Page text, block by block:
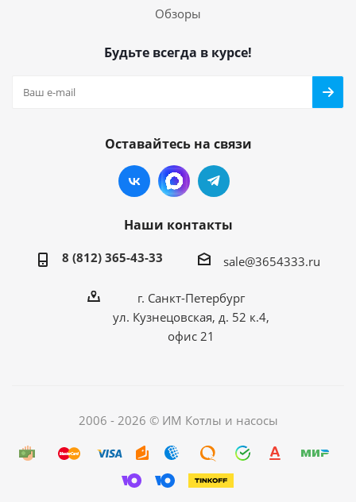
Обзоры
Будьте всегда в курсе!
Оставайтесь на связи
Наши контакты
8 (812) 365-43-33 sale@3654333.ru
г. Санкт-Петербург
ул. Кузнецовская, д. 52 к.4,
офис 21
2006 - 2026 © ИМ Котлы и насосы